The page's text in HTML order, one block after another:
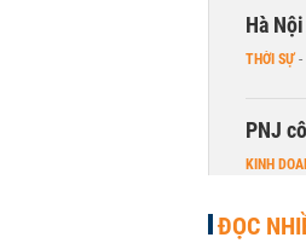
Hà
THỜI SỰ -
PNJ
KINH
Vận
ĐỌC